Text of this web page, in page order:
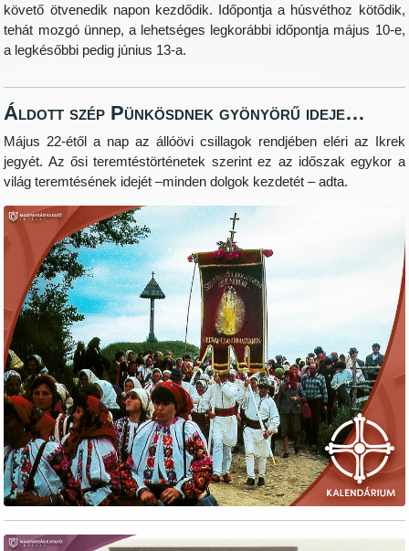
követő ötvenedik napon kezdődik. Időpontja a húsvéthoz kötődik,
tehát mozgó ünnep, a lehetséges legkorábbi időpontja május 10-e,
a legkésőbbi pedig június 13-a.
Áldott szép Pünkösdnek gyönyörű ideje…
Május 22-étől a nap az állóövi csillagok rendjében eléri az Ikrek
jegyét. Az ősi teremtéstörténetek szerint ez az időszak egykor a
világ teremtésének idejét –minden dolgok kezdetét – adta.